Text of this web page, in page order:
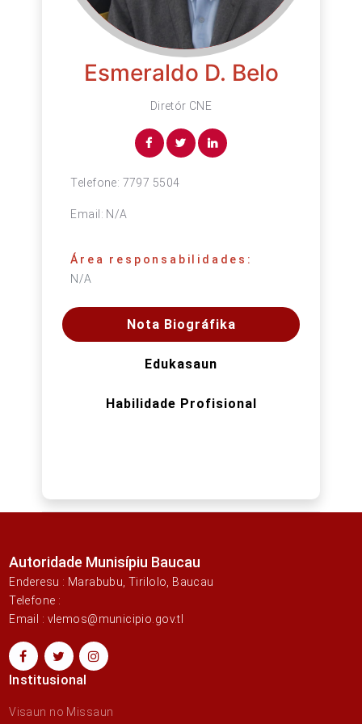
Esmeraldo D. Belo
Diretór CNE
Telefone: 7797 5504
Email: N/A
Área responsabilidades:
N/A
Nota Biográfika
Edukasaun
Habilidade Profisional
Autoridade Munisípiu Baucau
Enderesu : Marabubu, Tirilolo, Baucau
Telefone :
Email : vlemos@municipio.gov.tl
Institusional
Visaun no Missaun